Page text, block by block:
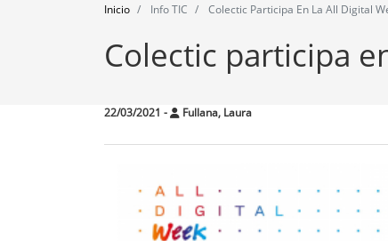
Inicio Info TIC Colectic Participa En La All Digital
Colectic participa
22/03/2021 - Fullana, Laura